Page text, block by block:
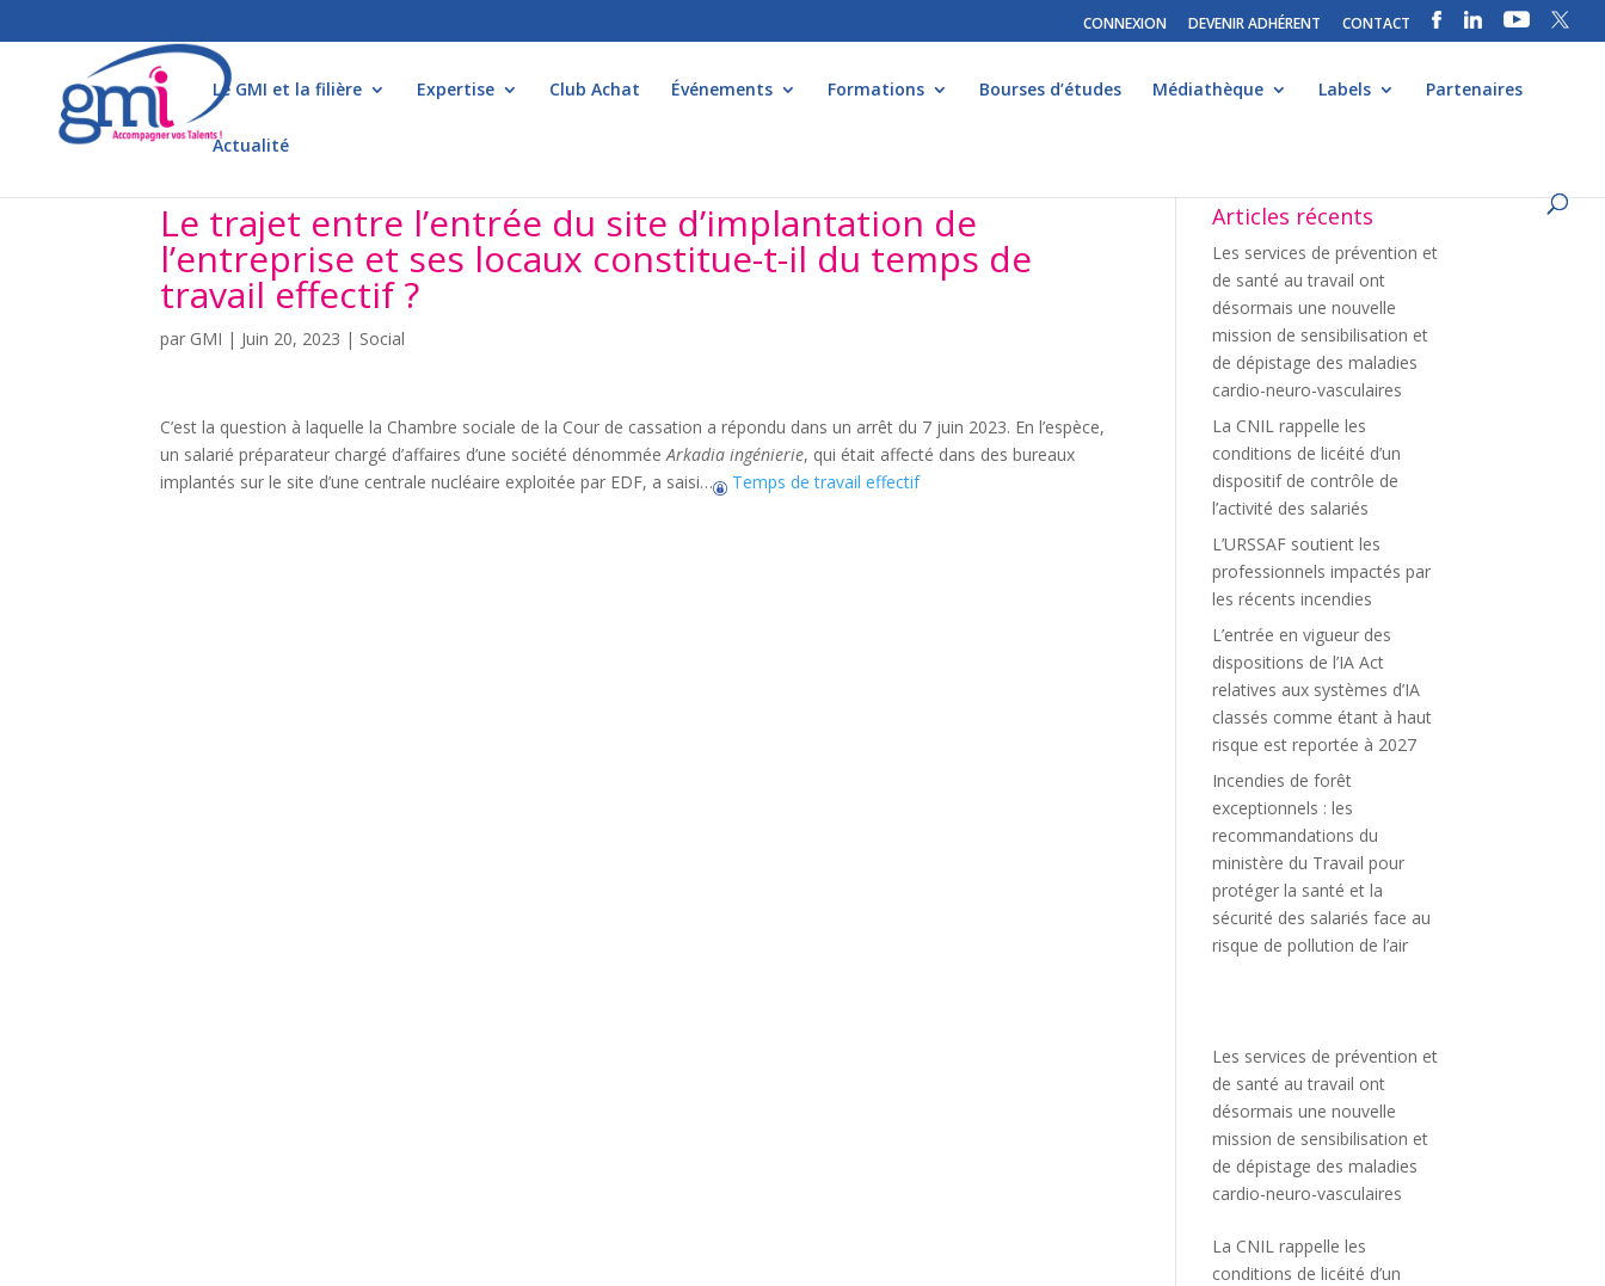
CONNEXION DEVENIR ADHÉRENT CONTACT
Le GMI et la filière Expertise Club Achat Événements Formations Bourses d’études Médiathèque Labels Partenaires
Actualité
Le trajet entre l’entrée du site d’implantation de
l’entreprise et ses locaux constitue-t-il du temps de
travail effectif ?
par GMI | Juin 20, 2023 | Social
C’est la question à laquelle la Chambre sociale de la Cour de cassation a répondu dans un arrêt du 7 juin 2023. En l’espèce,
un salarié préparateur chargé d’affaires d’une société dénomméeArkadia ingénierie, qui était affecté dans des bureaux
implantés sur le site d’une centrale nucléaire exploitée par EDF, a saisi…
Temps de travail effectif
Articles récents
Les services de prévention et
de santé au travail ont
désormais une nouvelle
mission de sensibilisation et
de dépistage des maladies
cardio-neuro-vasculaires
La CNIL rappelle les
conditions de licéité d’un
dispositif de contrôle de
l’activité des salariés
L’URSSAF soutient les
professionnels impactés par
les récents incendies
L’entrée en vigueur des
dispositions de l’IA Act
relatives aux systèmes d’IA
classés comme étant à haut
risque est reportée à 2027
Incendies de forêt
exceptionnels : les
recommandations du
ministère du Travail pour
protéger la santé et la
sécurité des salariés face au
risque de pollution de l’air
Les services de prévention et
de santé au travail ont
désormais une nouvelle
mission de sensibilisation et
de dépistage des maladies
cardio-neuro-vasculaires
La CNIL rappelle les
conditions de licéité d’un